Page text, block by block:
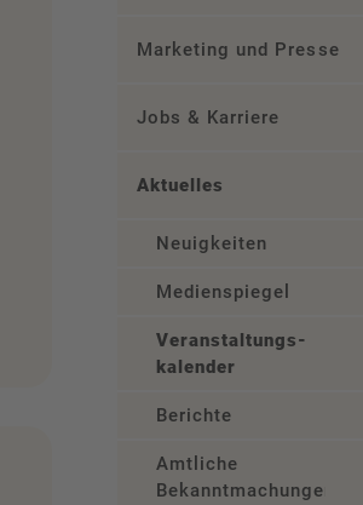
Marketing und Presse
Jobs & Karriere
Aktuelles
Neuigkeiten
Medienspiegel
Veranstaltungs­
kalender
Berichte
Amtliche
Bekanntmachungen